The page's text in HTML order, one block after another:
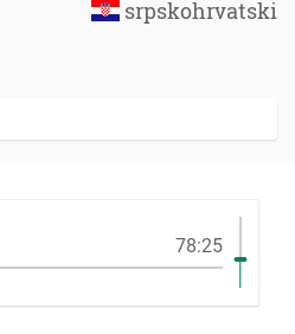
srpskohrvatski
78:25